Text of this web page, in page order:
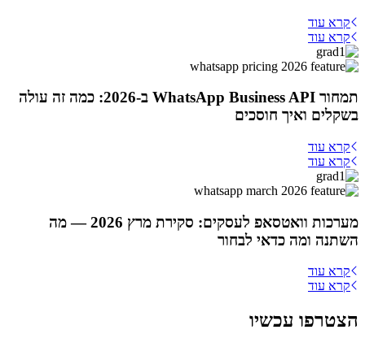
קרא עוד
קרא עוד
תמחור WhatsApp Business API ב-2026: כמה זה עולה
בשקלים ואיך חוסכים
קרא עוד
קרא עוד
מערכות וואטסאפ לעסקים: סקירת מרץ 2026 — מה
השתנה ומה כדאי לבחור
קרא עוד
קרא עוד
הצטרפו עכשיו